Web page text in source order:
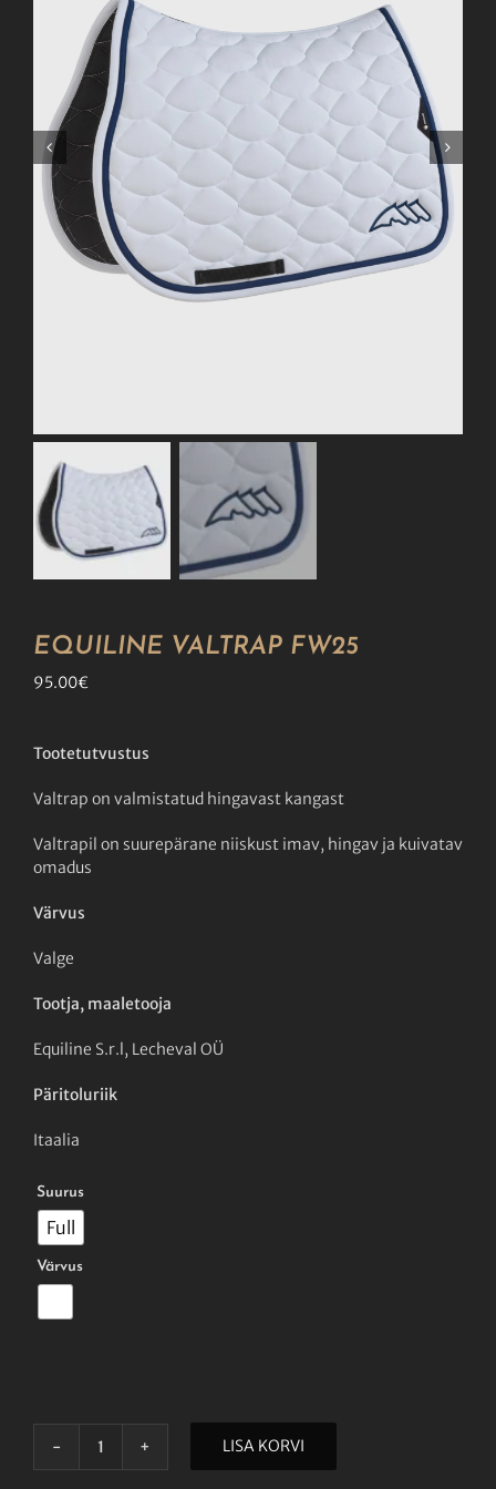
EQUILINE VALTRAP FW25
95.00€
Tootetutvustus
Valtrap on valmistatud hingavast kangast
Valtrapil on suurepärane niiskust imav, hingav ja kuivatav
omadus
Värvus
Valge
Tootja, maaletooja
Equiline S.r.l, Lecheval OÜ
Päritoluriik
Itaalia
Suurus
Full
Värvus
EQUILINE
LISA KORVI